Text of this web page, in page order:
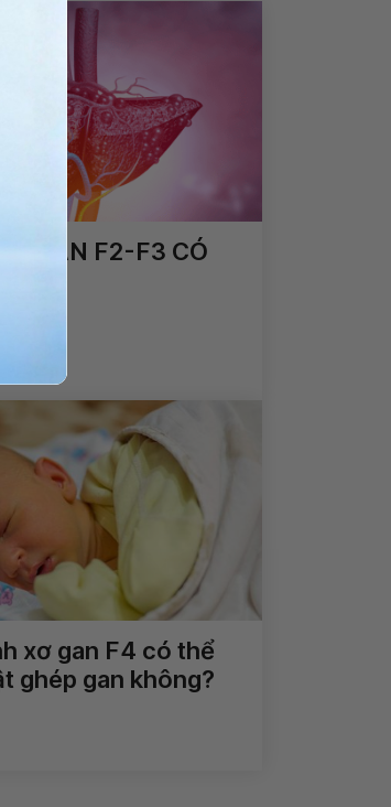
GAN F2-F3 CÓ
xơ gan F4 có thể
ghép gan không?